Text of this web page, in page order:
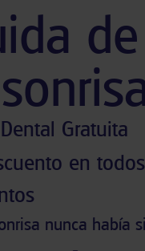
Gratuita
en
nunca había